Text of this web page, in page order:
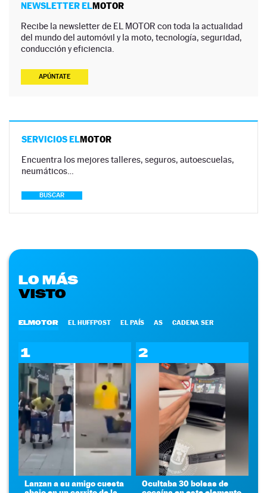
NEWSLETTER ELMOTOR
Recibe la newsletter de EL MOTOR con toda la actualidad
del mundo del automóvil y la moto, tecnología, seguridad,
conducción y eficiencia.
APÚNTATE
SERVICIOS ELMOTOR
Encuentra los mejores talleres, seguros, autoescuelas,
neumáticos…
BUSCAR
LO MÁS
VISTO
ELMOTOR EL HUFFPOST EL PAÍS AS CADENA SER
1
Lanzan a su amigo cuesta
2
Ocultaba 30 bolsas de